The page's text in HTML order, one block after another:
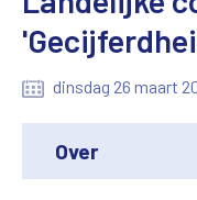
dinsdag 26 maart
Over